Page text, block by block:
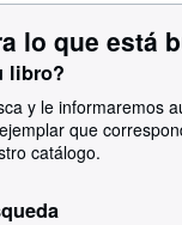
lo que está
libro?
y le informaremos
que
catálogo.